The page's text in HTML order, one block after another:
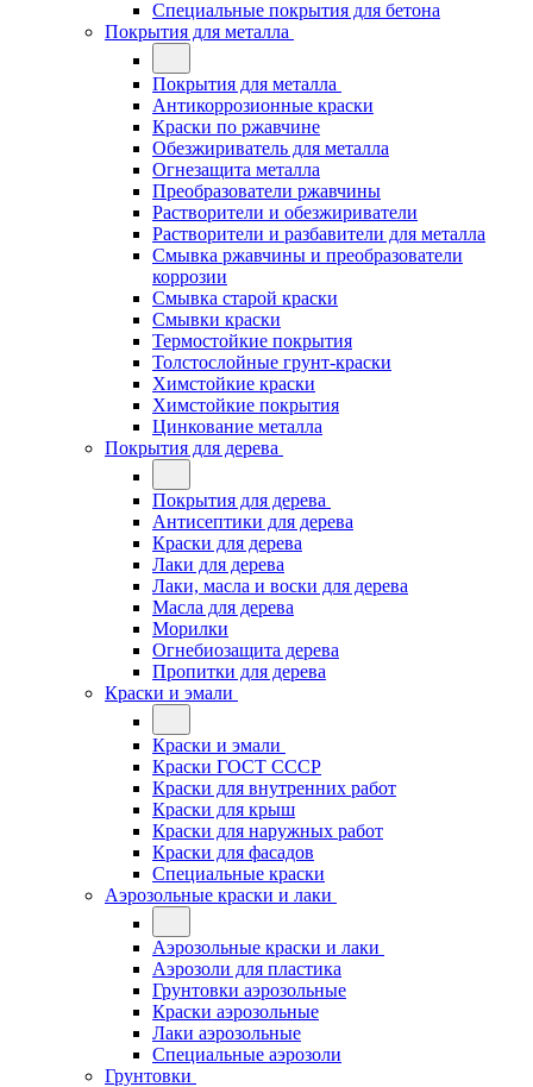
Специальные покрытия для бетона
Покрытия для металла
Покрытия для металла
Антикоррозионные краски
Краски по ржавчине
Обезжириватель для металла
Огнезащита металла
Преобразователи ржавчины
Растворители и обезжириватели
Растворители и разбавители для металла
Смывка ржавчины и преобразователи
коррозии
Смывка старой краски
Смывки краски
Термостойкие покрытия
Толстослойные грунт-краски
Химстойкие краски
Химстойкие покрытия
Цинкование металла
Покрытия для дерева
Покрытия для дерева
Антисептики для дерева
Краски для дерева
Лаки для дерева
Лаки, масла и воски для дерева
Масла для дерева
Морилки
Огнебиозащита дерева
Пропитки для дерева
Краски и эмали
Краски и эмали
Краски ГОСТ СССР
Краски для внутренних работ
Краски для крыш
Краски для наружных работ
Краски для фасадов
Специальные краски
Аэрозольные краски и лаки
Аэрозольные краски и лаки
Аэрозоли для пластика
Грунтовки аэрозольные
Краски аэрозольные
Лаки аэрозольные
Специальные аэрозоли
Грунтовки